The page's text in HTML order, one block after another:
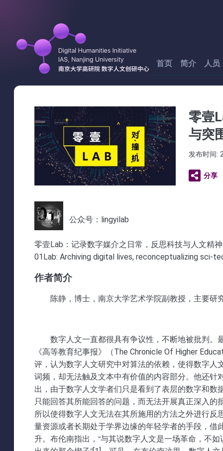
首页 简介 人员
零壹
与突
发布时间:
分享
公众号：lingyilab
零壹Lab：记录数字媒介之日常，反思科技与人文精神
01Lab: Archiving digital lives, reconceptualizing sci-
作者简介
陈静，博士，南京大学艺术学院副教授，主要研
数字人文一直都很具有争议性，不断地被批判。
《高等教育纪事报》（The Chronicle Of Higher
评，认为数字人文研究中对算法的依赖，使得数字
词频，却无法触及文本中有价值的内容部分。他还针
出，由于数字人文学者们只是看到了表层的数字和
只能回答其所能回答的问题，而无法开展真正深入的
所以使得数字人文无法在其所施用的方法之外进行
量资源或者长期处于学界边缘的年轻学者的手段，
升。布伦南指出，“与其说数字人文是一场革命，不